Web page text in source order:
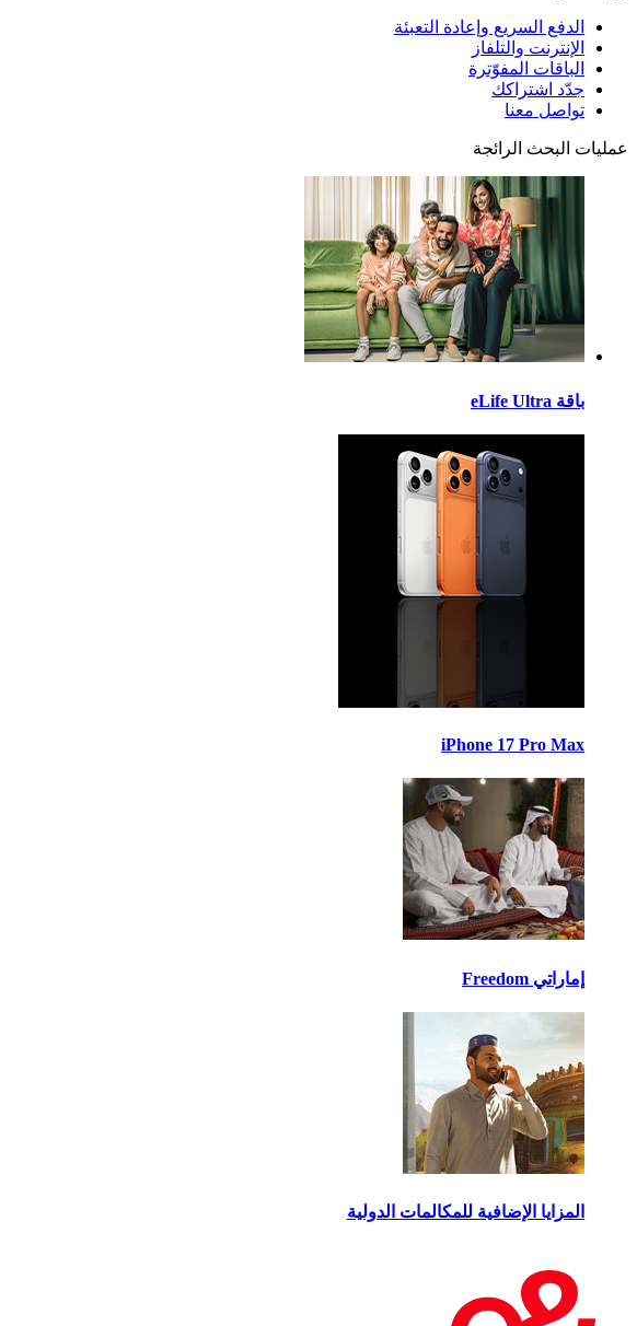
الدفع السريع وإعادة التعبئة
الإنترنت والتلفاز
الباقات المفوّترة
جدّد اشتراكك
تواصل معنا
عمليات البحث الرائجة
باقة eLife Ultra
iPhone 17 Pro Max
إماراتي Freedom
المزايا الإضافية للمكالمات الدولية